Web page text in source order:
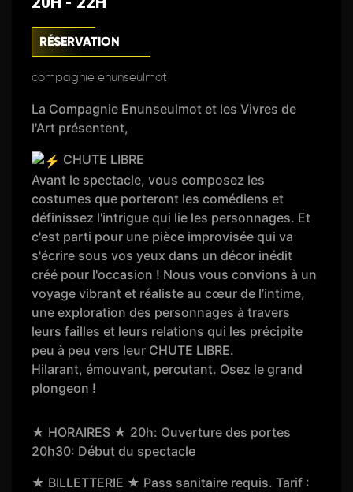
RÉSERVATION
compagnie enunseulmot
La Compagnie Enunseulmot et les Vivres de
l'Art présentent,
CHUTE LIBRE
Avant le spectacle, vous composez les
costumes que porteront les comédiens et
définissez l'intrigue qui lie les personnages. Et
c'est parti pour une pièce improvisée qui va
s'écrire sous vos yeux dans un décor inédit
créé pour l'occasion ! Nous vous convions à un
voyage vibrant et réaliste au cœur de l’intime,
une exploration des personnages à travers
leurs failles et leurs relations qui les précipite
peu à peu vers leur CHUTE LIBRE.
Hilarant, émouvant, percutant. Osez le grand
plongeon !
★ HORAIRES ★ 20h: Ouverture des portes
20h30: Début du spectacle
★ BILLETTERIE ★ Pass sanitaire requis. Tarif :